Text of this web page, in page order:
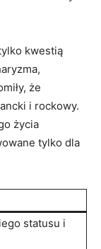
kwestią
że
i rockowy.
życia
tylko dla
statusu i